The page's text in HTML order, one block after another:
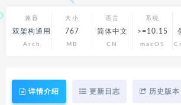
兼容
双架构通用
Arch
大小
767
MB
语言
简体中文
CN
系统
>=10.15
macOS
详情介绍 更新日志 历史版本